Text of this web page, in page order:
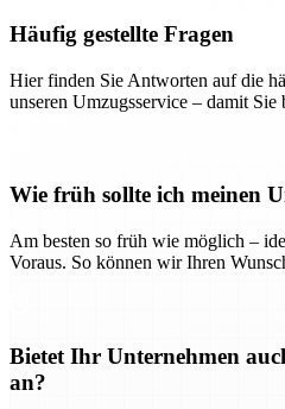
Häufig gestellte Fragen
Hier finden Sie Antworten auf die
unseren Umzugsservice – damit Sie
Wie früh sollte ich meinen
Am besten so früh wie möglich –
Voraus. So können wir Ihren
Bietet Ihr Unternehmen
an?